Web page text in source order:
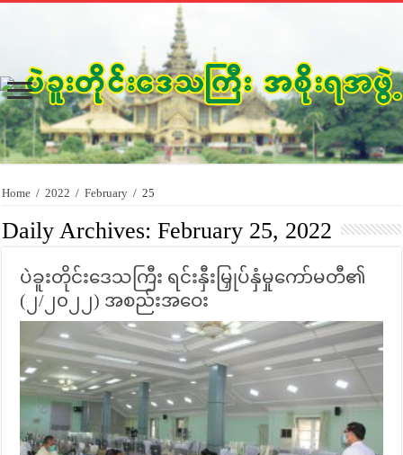
Home / 2022 / February / 25
Daily Archives:February 25, 2022
ပဲခူးတိုင်းဒေသကြီး ရင်းနှီးမြှုပ်နှံမှုကော်မတီ၏
(၂/၂၀၂၂) အစည်းအဝေး